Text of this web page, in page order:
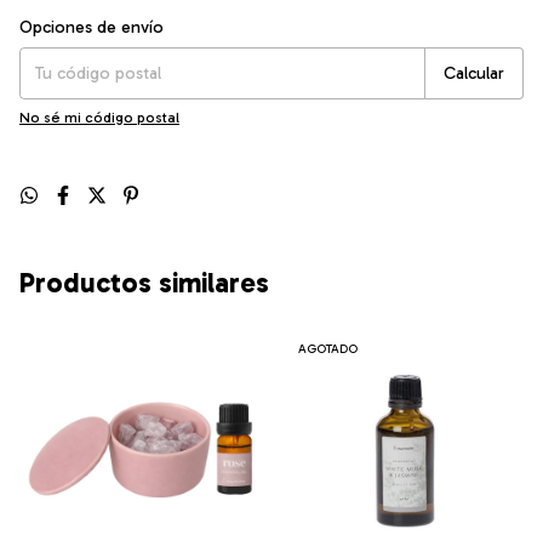
Entregas para el CP:
Opciones de envío
Calcular
No sé mi código postal
Productos similares
AGOTADO